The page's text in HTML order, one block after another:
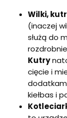
Wilki,
(inaczej
służą do
Kutry
cięcie i
kiełbas i